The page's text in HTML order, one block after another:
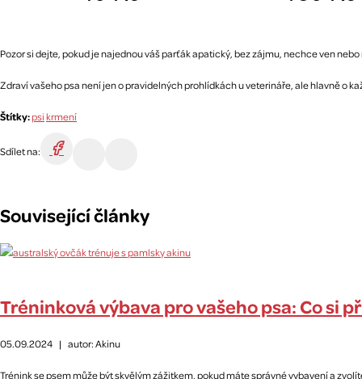
Pozor si dejte, pokud je najednou váš parťák apatický, bez zájmu, nechce ven
Zdraví vašeho psa není jen o pravidelných prohlídkách u veterináře, ale hlavně o
Štítky:psikrmení
Sdílet na:
Související články
Tréninková výbava pro vašeho psa: Co si
05.09.2024 | autor: Akinu
Trénink se psem může být skvělým zážitkem, pokud máte správné vybavení a